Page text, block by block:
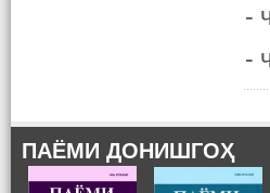
-
-
ПАЁМИ ДОНИШГОҲ